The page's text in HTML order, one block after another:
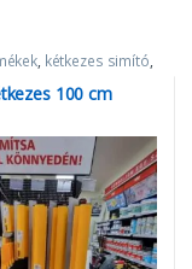
, kétkezes simító,
100 cm